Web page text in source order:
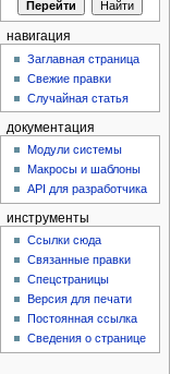
навигация
Заглавная страница
Свежие правки
Случайная статья
документация
Модули системы
Макросы и шаблоны
API для разработчика
инструменты
Ссылки сюда
Связанные правки
Спецстраницы
Версия для печати
Постоянная ссылка
Сведения о странице